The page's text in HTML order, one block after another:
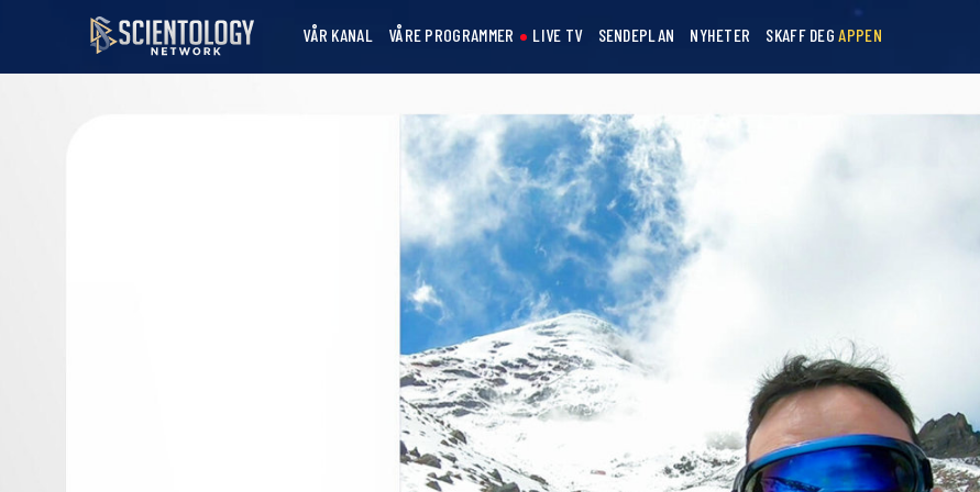
VÅR KANAL VÅRE PROGRAMMER LIVE TV SENDEPLAN NYHETER SKAFF DEGAPPEN